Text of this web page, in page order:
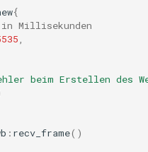
{
Millisekunden
beim Erstellen des
: recv_frame()